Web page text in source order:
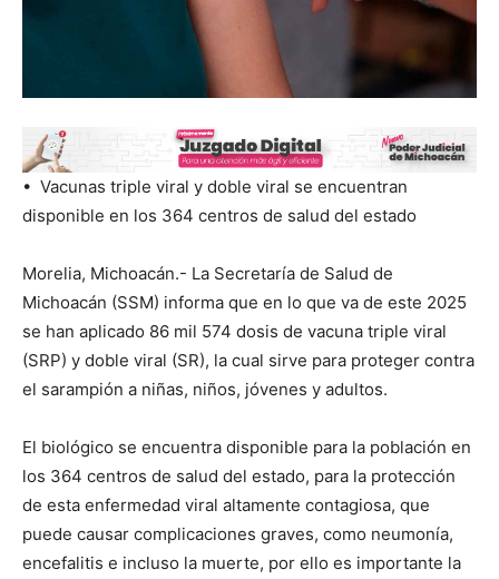
•⁠ ⁠ Vacunas triple viral y doble viral se encuentran
disponible en los 364 centros de salud del estado
Morelia, Michoacán.- La Secretaría de Salud de
Michoacán (SSM) informa que en lo que va de este 2025
se han aplicado 86 mil 574 dosis de vacuna triple viral
(SRP) y doble viral (SR), la cual sirve para proteger contra
el sarampión a niñas, niños, jóvenes y adultos.
El biológico se encuentra disponible para la población en
los 364 centros de salud del estado, para la protección
de esta enfermedad viral altamente contagiosa, que
puede causar complicaciones graves, como neumonía,
encefalitis e incluso la muerte, por ello es importante la